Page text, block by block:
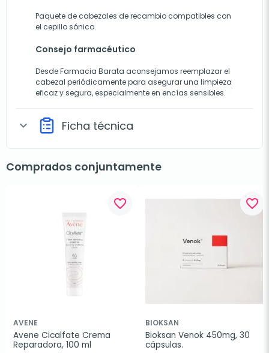
Paquete de cabezales de recambio compatibles con
el cepillo sónico.
Consejo farmacéutico
Desde Farmacia Barata aconsejamos reemplazar el
cabezal periódicamente para asegurar una limpieza
eficaz y segura, especialmente en encías sensibles.
expand_more Ficha técnica
Comprados conjuntamente
favorite_border
AVENE
Avene Cicalfate Crema
Reparadora, 100 ml
favorite_border
BIOKSAN
Bioksan Venok 450mg, 30
cápsulas.